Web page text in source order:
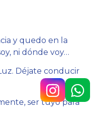
y quedo en la
ni dónde voy…
Déjate conducir
ser tuyo para